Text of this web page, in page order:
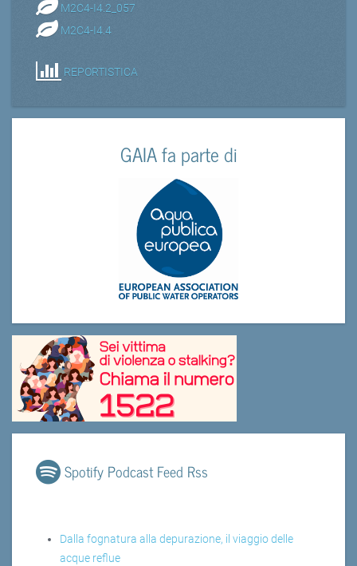
M2C4-I4.2_057
M2C4-I4.4
REPORTISTICA
GAIA fa parte di
Spotify Podcast Feed Rss
Dalla fognatura alla depurazione, il viaggio delle
acque reflue